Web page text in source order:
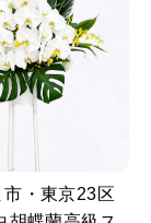
市・東京23区